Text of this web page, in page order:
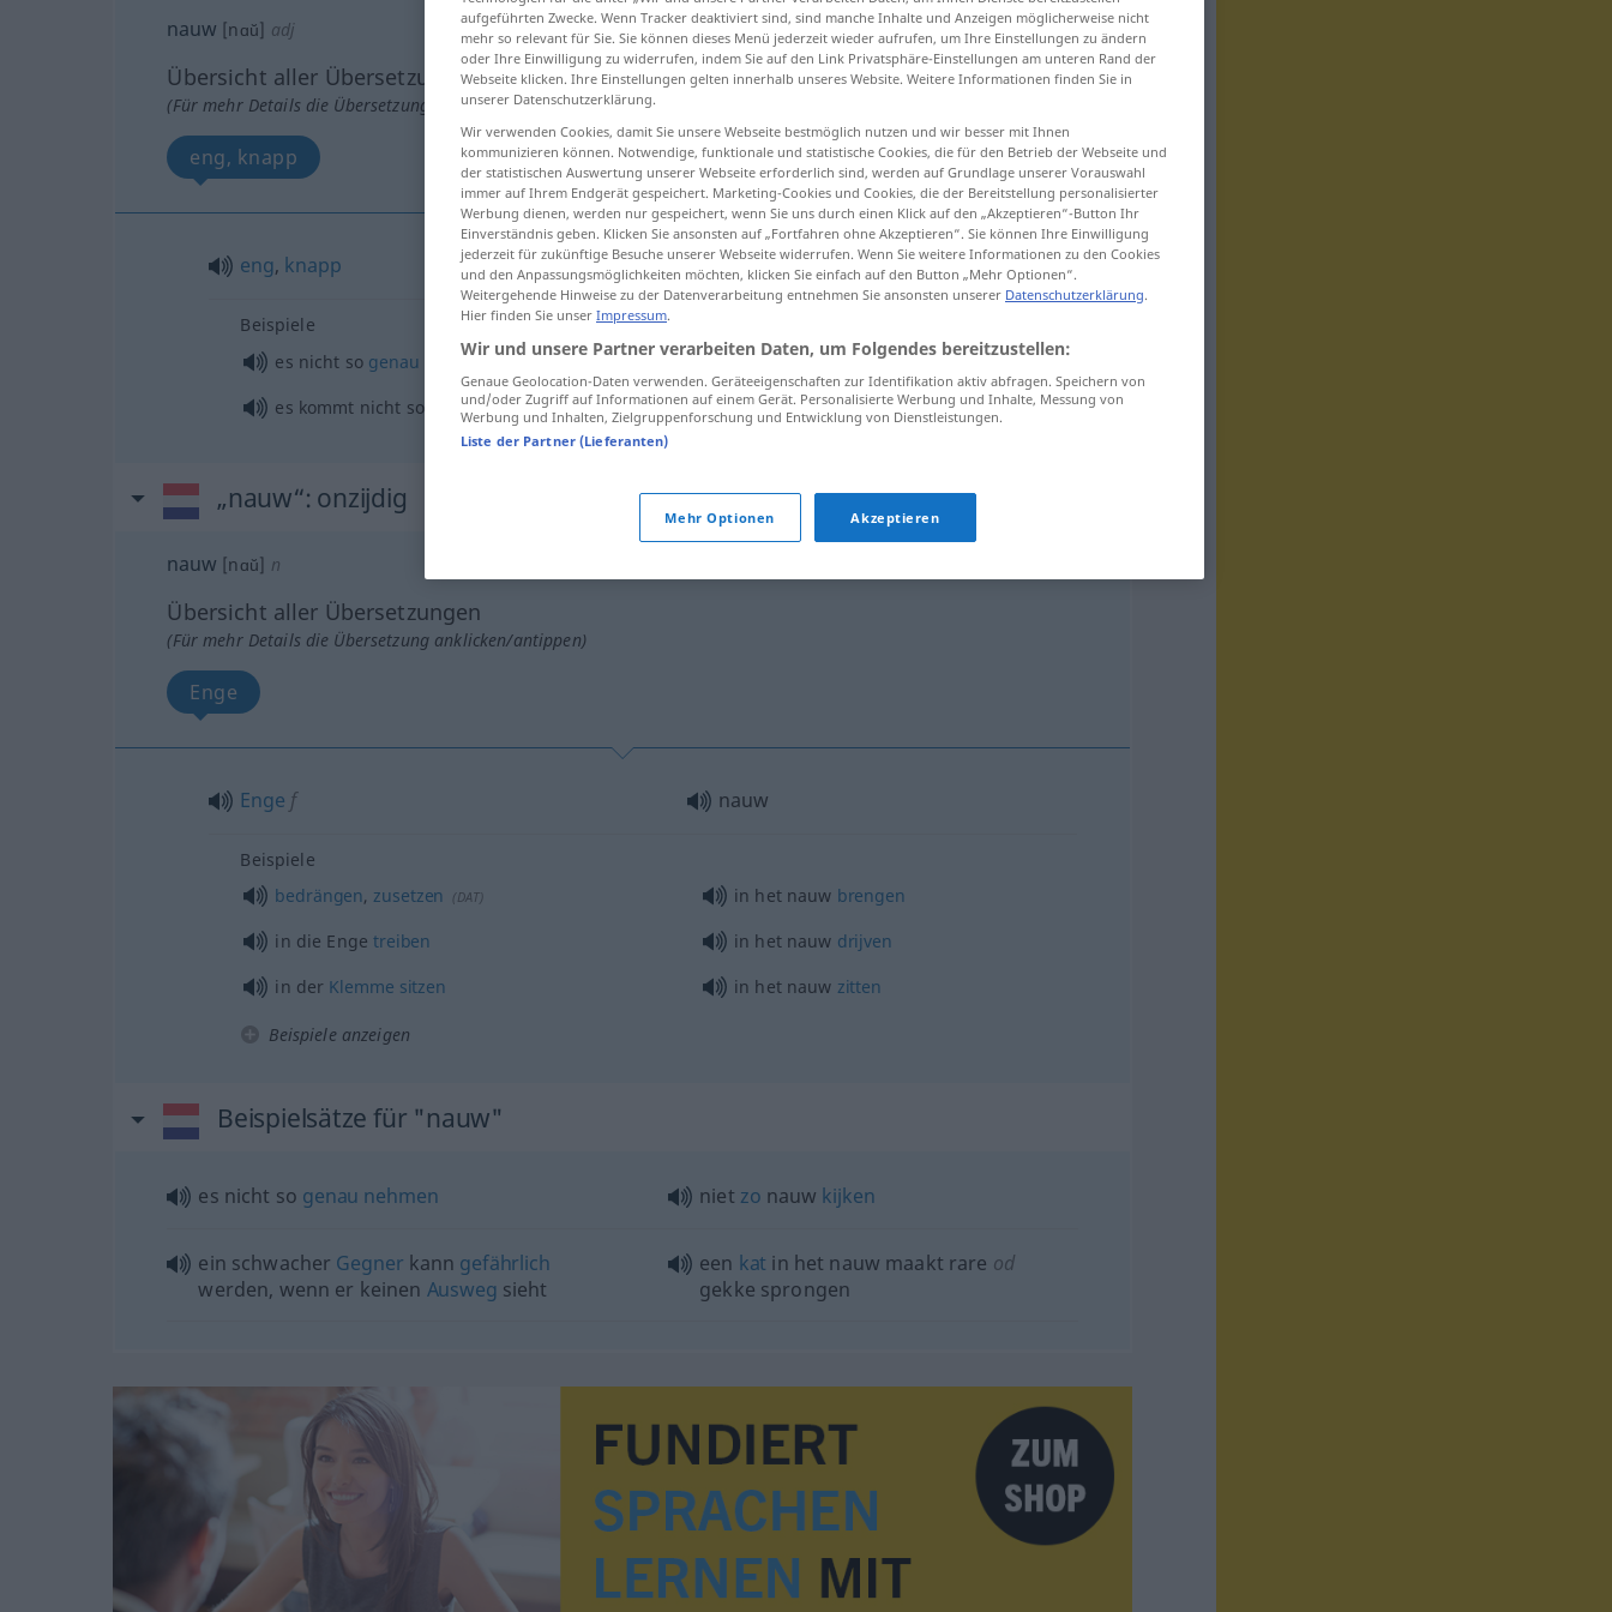
nauw [nɑŭ] adj
Übersicht aller Übersetzungen
(Für mehr Details die Übersetzung anklicken/antippen)
eng, knapp
eng, knapp nauw
Beispiele
es nicht so genau nehmen het nietzo nauwkijken
es kommt nicht so
genau daraufan het komt (odsteekt) nietzo nauw
„nauw“: onzijdig
nauw [nɑŭ] n
Übersicht aller Übersetzungen
(Für mehr Details die Übersetzung anklicken/antippen)
Enge
Enge f nauw
Beispiele
bedrängen,zusetzen (DAT) in het nauw brengen
in die Engetreiben in het nauw drijven
in der Klemme sitzen in het nauw zitten
Beispiele anzeigen
Beispielsätze für "nauw"
es nicht so genau nehmen niet zo nauw kijken
ein schwacher Gegner kann gefährlich
werden, wenn er keinen Ausweg sieht
een kat in het nauw maakt rare od
gekke sprongen
aufgeführten Zwecke. Wenn Tracker deaktiviert sind, sind manche Inhalte und Anzeigen möglicherweise nicht
mehr so relevant für Sie. Sie können dieses Menü jederzeit wieder aufrufen, um Ihre Einstellungen zu ändern
oder Ihre Einwilligung zu widerrufen, indem Sie auf den Link Privatsphäre-Einstellungen am unteren Rand der
Webseite klicken. Ihre Einstellungen gelten innerhalb unseres Website. Weitere Informationen finden Sie in
unserer Datenschutzerklärung.
Wir verwenden Cookies, damit Sie unsere Webseite bestmöglich nutzen und wir besser mit Ihnen
kommunizieren können. Notwendige, funktionale und statistische Cookies, die für den Betrieb der Webseite und
der statistischen Auswertung unserer Webseite erforderlich sind, werden auf Grundlage unserer Vorauswahl
immer auf Ihrem Endgerät gespeichert. Marketing-Cookies und Cookies, die der Bereitstellung personalisierter
Werbung dienen, werden nur gespeichert, wenn Sie uns durch einen Klick auf den „Akzeptieren“-Button Ihr
Einverständnis geben. Klicken Sie ansonsten auf „Fortfahren ohne Akzeptieren“. Sie können Ihre Einwilligung
jederzeit für zukünftige Besuche unserer Webseite widerrufen. Wenn Sie weitere Informationen zu den Cookies
und den Anpassungsmöglichkeiten möchten, klicken Sie einfach auf den Button „Mehr Optionen“.
Weitergehende Hinweise zu der Datenverarbeitung entnehmen Sie ansonsten unserer Datenschutzerklärung.
Hier finden Sie unser Impressum.
Wir und unsere Partner verarbeiten Daten, um Folgendes bereitzustellen:
Genaue Geolocation-Daten verwenden. Geräteeigenschaften zur Identifikation aktiv abfragen. Speichern von
und/oder Zugriff auf Informationen auf einem Gerät. Personalisierte Werbung und Inhalte, Messung von
Werbung und Inhalten, Zielgruppenforschung und Entwicklung von Dienstleistungen.
Liste der Partner (Lieferanten)
Mehr Optionen Akzeptieren